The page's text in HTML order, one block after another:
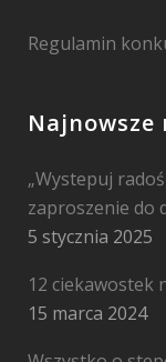
Regulamin
Najnowsze
„Wystepuj
zaproszenie do
5 stycznia 2025
12 ciekawostek
15 marca 2024